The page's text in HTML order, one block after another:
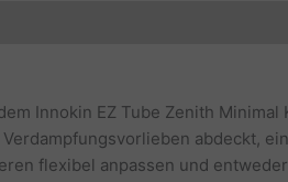
Innokin EZ Tube Zenith Minimal
abdeckt,
flexibel anpassen und